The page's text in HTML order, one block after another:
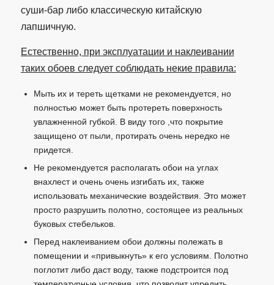
суши-бар либо классическую китайскую
лапшичную.
Естественно, при эксплуатации и наклеивании
таких обоев следует соблюдать некие правила:
Мыть их и тереть щетками не рекомендуется, но
полностью может быть протереть поверхность
увлажненной губкой. В виду того ,что покрытие
защищено от пыли, протирать очень нередко не
придется.
Не рекомендуется располагать обои на углах
внахлест и очень очень изгибать их, также
использовать механические воздействия. Это может
просто разрушить полотно, состоящее из реальных
буковых стебельков.
Перед наклеиванием обои должны полежать в
помещении и «привыкнуть» к его условиям. Полотно
поглотит либо даст воду, также подстроится под